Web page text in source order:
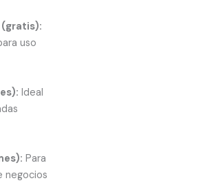
uso
Ideal
Para
negocios